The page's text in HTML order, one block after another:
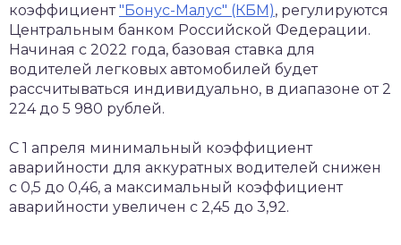
коэффициент"Бонус-Малус" (КБМ), регулируются
Центральным банком Российской Федерации.
Начиная с 2022 года, базовая ставка для
водителей легковых автомобилей будет
рассчитываться индивидуально, в диапазоне от 2
224 до 5 980 рублей.
С 1 апреля минимальный коэффициент
аварийности для аккуратных водителей снижен
с 0,5 до 0,46, а максимальный коэффициент
аварийности увеличен с 2,45 до 3,92.